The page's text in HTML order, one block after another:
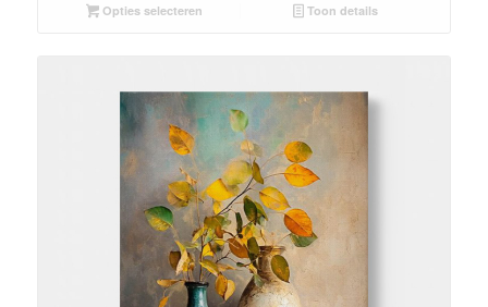
Opties selecteren Toon details